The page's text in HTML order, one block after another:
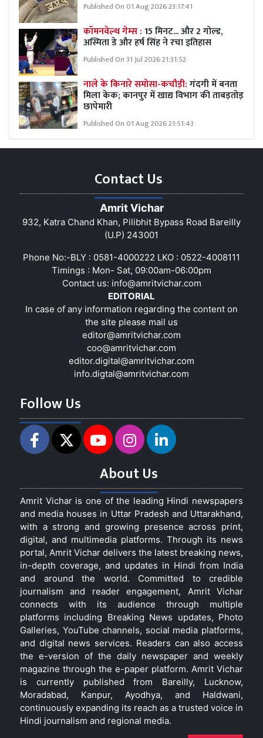
Published On 01 Aug 2026 23:17:41
कॉमनवेल्थ गेम्स :15 मिनट... और 2 गोल्ड,
अस्मिता डे और हर्ष सिंह ने रचा इतिहास
Published On 31 Jul 2026 21:31:52
नाले के किनारे समोसा-कचौड़ी:गंदगी में बनता
मिला केक; कानपुर में खाद्य विभाग की ताबड़तोड़
छापेमारी
Published On 01 Aug 2026 21:51:43
Contact Us
Amrit Vichar
932, Katra Chand Khan, Pilibhit Bypass Road Bareilly
(U.P) 243001
Phone No:-BLY : 0581-4000222 LKO : 0522-4008111
Timings : Mon- Sat, 09:00am-06:00pm
Contact us: info@amritvichar.com
EDITORIAL
In case of any information regarding the content on
the site please mail us
editor@amritvichar.com
coo@amritvichar.com
editor.digital@amritvichar.com
info.digtal@amritvichar.com
Follow Us
About Us
Amrit Vichar is one of the leading Hindi newspapers
and media houses in Uttar Pradesh and Uttarakhand,
with a strong and growing presence across print,
digital, and multimedia platforms. Through its news
portal, Amrit Vichar delivers the latest breaking news,
in-depth coverage, and updates in Hindi from India
and around the world. Committed to credible
journalism and reader engagement, Amrit Vichar
connects with its audience through multiple
platforms including Breaking News updates, Photo
Galleries, YouTube channels, social media platforms,
and digital news services. Readers can also access
the e-version of the daily newspaper and weekly
magazine through the e-paper platform. Amrit Vichar
is currently published from Bareilly, Lucknow,
Moradabad, Kanpur, Ayodhya, and Haldwani,
continuously expanding its reach as a trusted voice in
Hindi journalism and regional media.